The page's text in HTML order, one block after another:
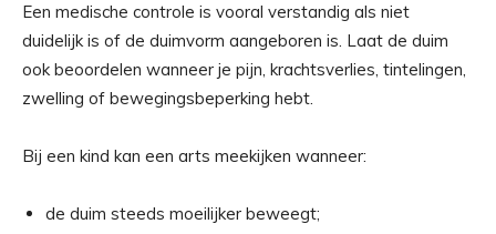
Een medische controle is vooral verstandig als niet
duidelijk is of de duimvorm aangeboren is. Laat de duim
ook beoordelen wanneer je pijn, krachtsverlies, tintelingen,
zwelling of bewegingsbeperking hebt.
Bij een kind kan een arts meekijken wanneer:
de duim steeds moeilijker beweegt;